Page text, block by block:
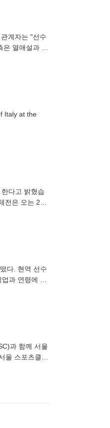
계자는 "선수
열애설과 관
Italy at the
다고 밝혔습
은 오는 25
다. 현역 선수
과 연령에 관
과 함께 서울
스포츠클라